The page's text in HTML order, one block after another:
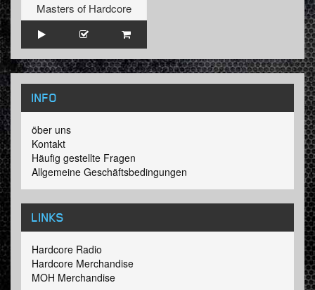
Masters of Hardcore
INFO
öber uns
Kontakt
Häufig gestellte Fragen
Allgemeine Geschäftsbedingungen
LINKS
Hardcore Radio
Hardcore Merchandise
MOH Merchandise